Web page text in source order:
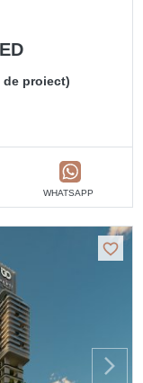
de proiect)
WHATSAPP